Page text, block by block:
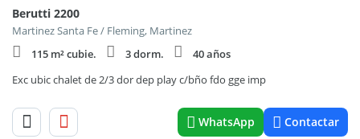
Berutti 2200
Martinez Santa Fe / Fleming, Martinez
115 m² cubie.
3 dorm.
40 años
Exc ubic chalet de 2/3 dor dep play c/bño fdo gge imp
WhatsApp Contactar